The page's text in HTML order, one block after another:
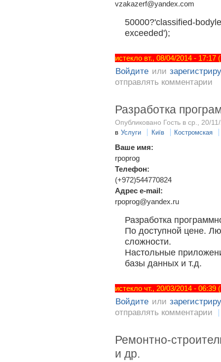
vzakazerf@yandex.com
50000?'classified-
exceeded');
истекло вт., 08/04/2014 -
Войдите или
отправлять комментарии
Разработка
Опубликовано Гость в ср., 20/
в Услуги Київ Костромская
Ваше имя:
rpoprog
Телефон:
(+972)544770824
Адрес e-mail:
rpoprog@yandex.ru
Разработка
По доступной цене.
сложности.
Настольные
базы данных и т.д.
истекло чт., 20/03/2014 -
Войдите или
отправлять комментарии
Ремонтно-
и др.